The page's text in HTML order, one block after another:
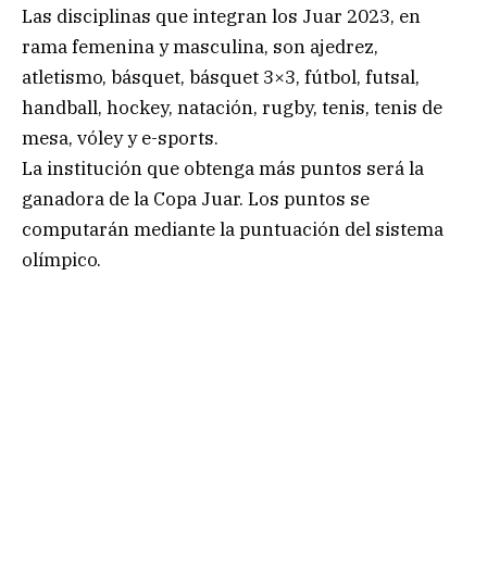
Las disciplinas que integran los Juar 2023, en
rama femenina y masculina, son ajedrez,
atletismo, básquet, básquet 3×3, fútbol, futsal,
handball, hockey, natación, rugby, tenis, tenis de
mesa, vóley y e-sports.
La institución que obtenga más puntos será la
ganadora de la Copa Juar. Los puntos se
computarán mediante la puntuación del sistema
olímpico.